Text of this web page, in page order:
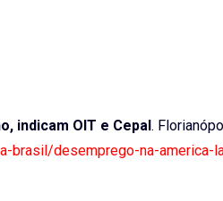
indicam OIT e Cepal.
brasil/desemprego-na-america-